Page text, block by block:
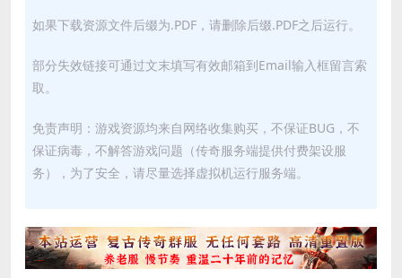
如果下载资源文件后缀为.PDF，请删除后缀.PDF之后运行。
部分失效链接可通过文末填写有效邮箱到Email输入框留言索
取。
免责声明：游戏资源均来自网络收集购买，不保证BUG，不
保证病毒，不解答游戏问题（传奇服务端提供付费架设服
务），为了安全，请尽量选择虚拟机运行服务端。